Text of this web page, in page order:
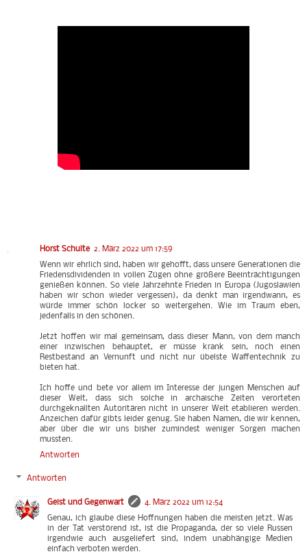
Horst Schulte 2. März 2022 um 17:59
Wenn wir ehrlich sind, haben wir gehofft, dass unsere Generationen die
Friedensdividenden in vollen Zügen ohne größere Beeinträchtigungen
genießen können. So viele Jahrzehnte Frieden in Europa (Jugoslawien
haben wir schon wieder vergessen), da denkt man irgendwann, es
würde immer schön locker so weitergehen. Wie im Traum eben,
jedenfalls in den schönen.
Jetzt hoffen wir mal gemeinsam, dass dieser Mann, von dem manch
einer inzwischen behauptet, er müsse krank sein, noch einen
Restbestand an Vernunft und nicht nur übelste Waffentechnik zu
bieten hat.
Ich hoffe und bete vor allem im Interesse der jungen Menschen auf
dieser Welt, dass sich solche in archaische Zeiten verorteten
durchgeknallten Autoritären nicht in unserer Welt etablieren werden.
Anzeichen dafür gibts leider genug. Sie haben Namen, die wir kennen,
aber über die wir uns bisher zumindest weniger Sorgen machen
mussten.
Antworten
Antworten
Geist und Gegenwart
4. März 2022 um 12:54
Genau, ich glaube diese Hoffnungen haben die meisten jetzt. Was
in der Tat verstörend ist, ist die Propaganda, der so viele Russen
irgendwie auch ausgeliefert sind, indem unabhängige Medien
einfach verboten werden.